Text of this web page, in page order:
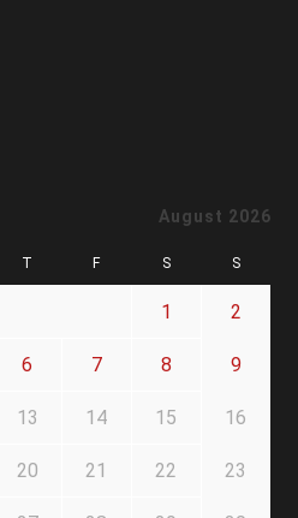
August 2026
T F S S
1 2
6 7 8 9
13 14 15 16
20 21 22 23